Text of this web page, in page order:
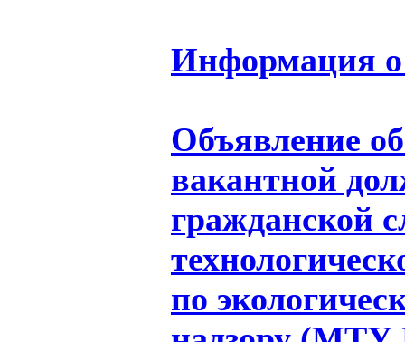
Информация о
Объявление
вакантной
гражданской
по